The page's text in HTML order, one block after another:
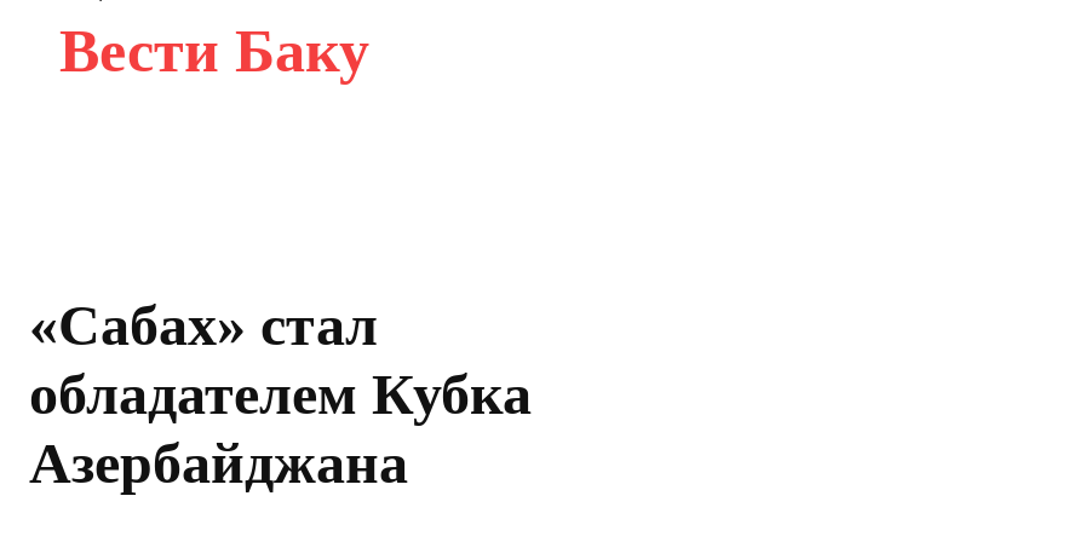
Вести Баку
«Сабах» стал
обладателем Кубка
Азербайджана